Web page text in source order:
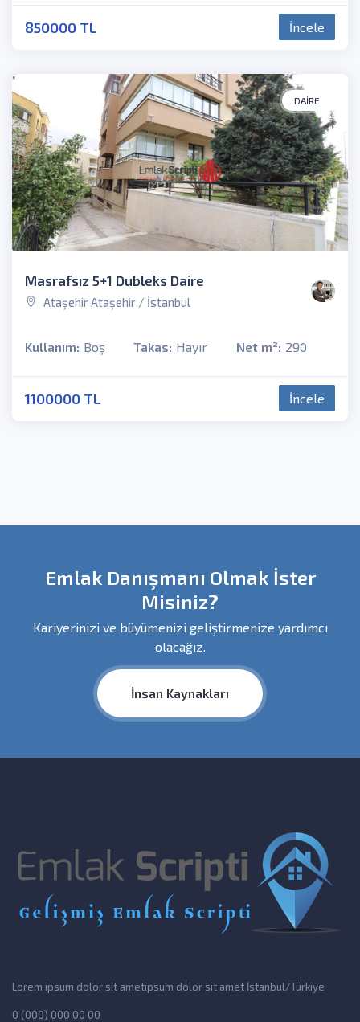
850000 TL İncele
DAIRE
Masrafsız 5+1 Dubleks Daire
Ataşehir Ataşehir / İstanbul
Kullanım: Boş Takas: Hayır Net m²: 290
1100000 TL İncele
Emlak Danışmanı Olmak İster
Misiniz?
Kariyerinizi ve büyümenizi geliştirmenize yardımcı
olacağız.
İnsan Kaynakları
Lorem ipsum dolor sit ametipsum dolor sit amet İstanbul/Türkiye
0 (000) 000 00 00